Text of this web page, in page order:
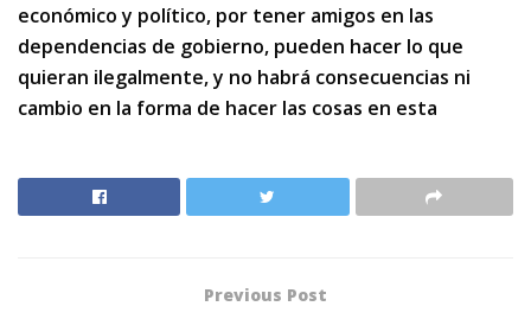
económico y político, por tener amigos en las
dependencias de gobierno, pueden hacer lo que
quieran ilegalmente, y no habrá consecuencias ni
cambio en la forma de hacer las cosas en esta
Previous Post